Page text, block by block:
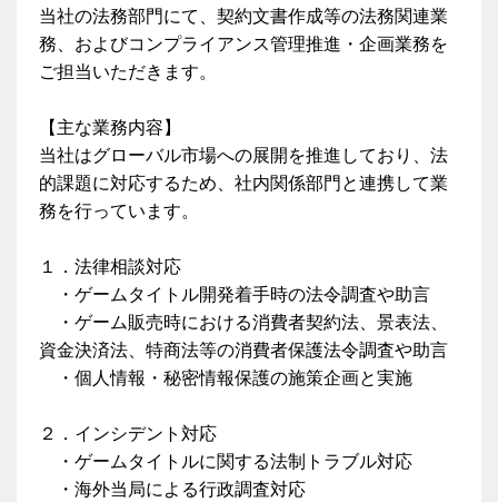
当社の法務部門にて、契約文書作成等の法務関連業
務、およびコンプライアンス管理推進・企画業務を
ご担当いただきます。
【主な業務内容】
当社はグローバル市場への展開を推進しており、法
的課題に対応するため、社内関係部門と連携して業
務を行っています。
１．法律相談対応
・ゲームタイトル開発着手時の法令調査や助言
・ゲーム販売時における消費者契約法、景表法、
資金決済法、特商法等の消費者保護法令調査や助言
・個人情報・秘密情報保護の施策企画と実施
２．インシデント対応
・ゲームタイトルに関する法制トラブル対応
・海外当局による行政調査対応